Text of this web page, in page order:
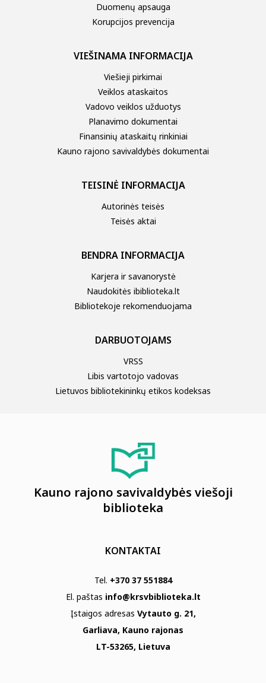
Duomenų apsauga
Korupcijos prevencija
VIEŠINAMA INFORMACIJA
Viešieji pirkimai
Veiklos ataskaitos
Vadovo veiklos užduotys
Planavimo dokumentai
Finansinių ataskaitų rinkiniai
Kauno rajono savivaldybės dokumentai
TEISINĖ INFORMACIJA
Autorinės teisės
Teisės aktai
BENDRA INFORMACIJA
Karjera ir savanorystė
Naudokitės ibiblioteka.lt
Bibliotekoje rekomenduojama
DARBUOTOJAMS
VRSS
Libis vartotojo vadovas
Lietuvos bibliotekininkų etikos kodeksas
Kauno rajono savivaldybės viešoji
biblioteka
KONTAKTAI
Tel. +370 37 551884
El. paštas info@krsvbiblioteka.lt
Įstaigos adresas Vytauto g. 21,
Garliava, Kauno rajonas
LT-53265, Lietuva